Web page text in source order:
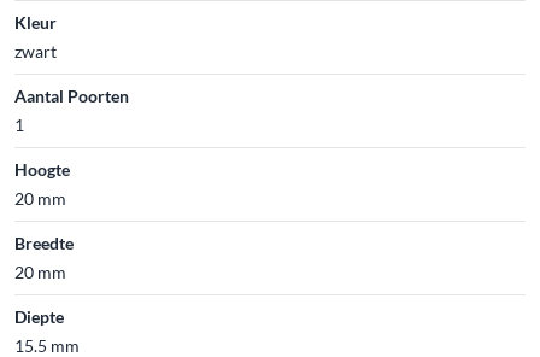
Kleur
zwart
Aantal Poorten
1
Hoogte
20 mm
Breedte
20 mm
Diepte
15.5 mm